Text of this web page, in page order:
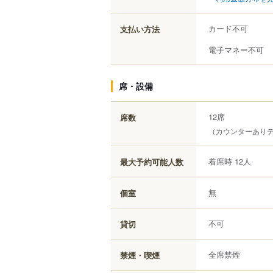
支払い方法
カード不可
電子マネー不可
席・設備
席数 12席
（カウンターあり
最大予約可能人数 着席時 12人
個室 無
貸切 不可
禁煙・喫煙 全席禁煙